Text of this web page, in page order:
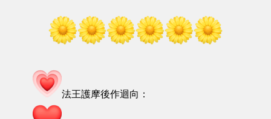
法王護摩後作迴向：